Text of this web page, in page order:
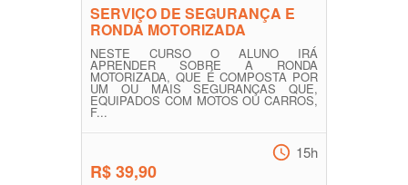
SERVIÇO DE SEGURANÇA E
RONDA MOTORIZADA
NESTE CURSO O ALUNO IRÁ
APRENDER SOBRE A RONDA
MOTORIZADA, QUE É COMPOSTA POR
UM OU MAIS SEGURANÇAS QUE,
EQUIPADOS COM MOTOS OU CARROS,
F...
R$ 39,90
15h